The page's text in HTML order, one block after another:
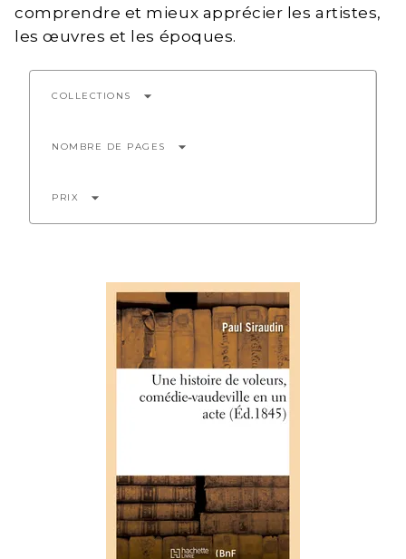
comprendre et mieux apprécier les artistes,
les œuvres et les époques.
COLLECTIONS arrow_drop_down
NOMBRE DE PAGES arrow_drop_down
PRIX arrow_drop_down